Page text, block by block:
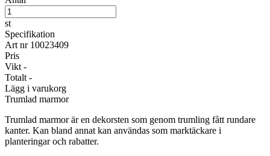
st
Specifikation
Art nr 10023409
Pris
Vikt -
Totalt -
Lägg i varukorg
Trumlad marmor
Trumlad marmor är en dekorsten som genom trumling fått rundare
kanter. Kan bland annat kan användas som marktäckare i
planteringar och rabatter.